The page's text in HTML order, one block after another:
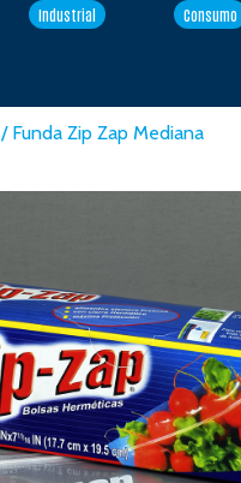
Industrial Consumo
/ Funda Zip Zap Mediana